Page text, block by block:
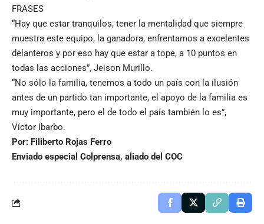
FRASES
“Hay que estar tranquilos, tener la mentalidad que siempre
muestra este equipo, la ganadora, enfrentamos a excelentes
delanteros y por eso hay que estar a tope, a 10 puntos en
todas las acciones”, Jeison Murillo.
“No sólo la familia, tenemos a todo un país con la ilusión
antes de un partido tan importante, el apoyo de la familia es
muy importante, pero el de todo el país también lo es”,
Víctor Ibarbo.
Por: Filiberto Rojas Ferro
Enviado especial Colprensa, aliado del COC